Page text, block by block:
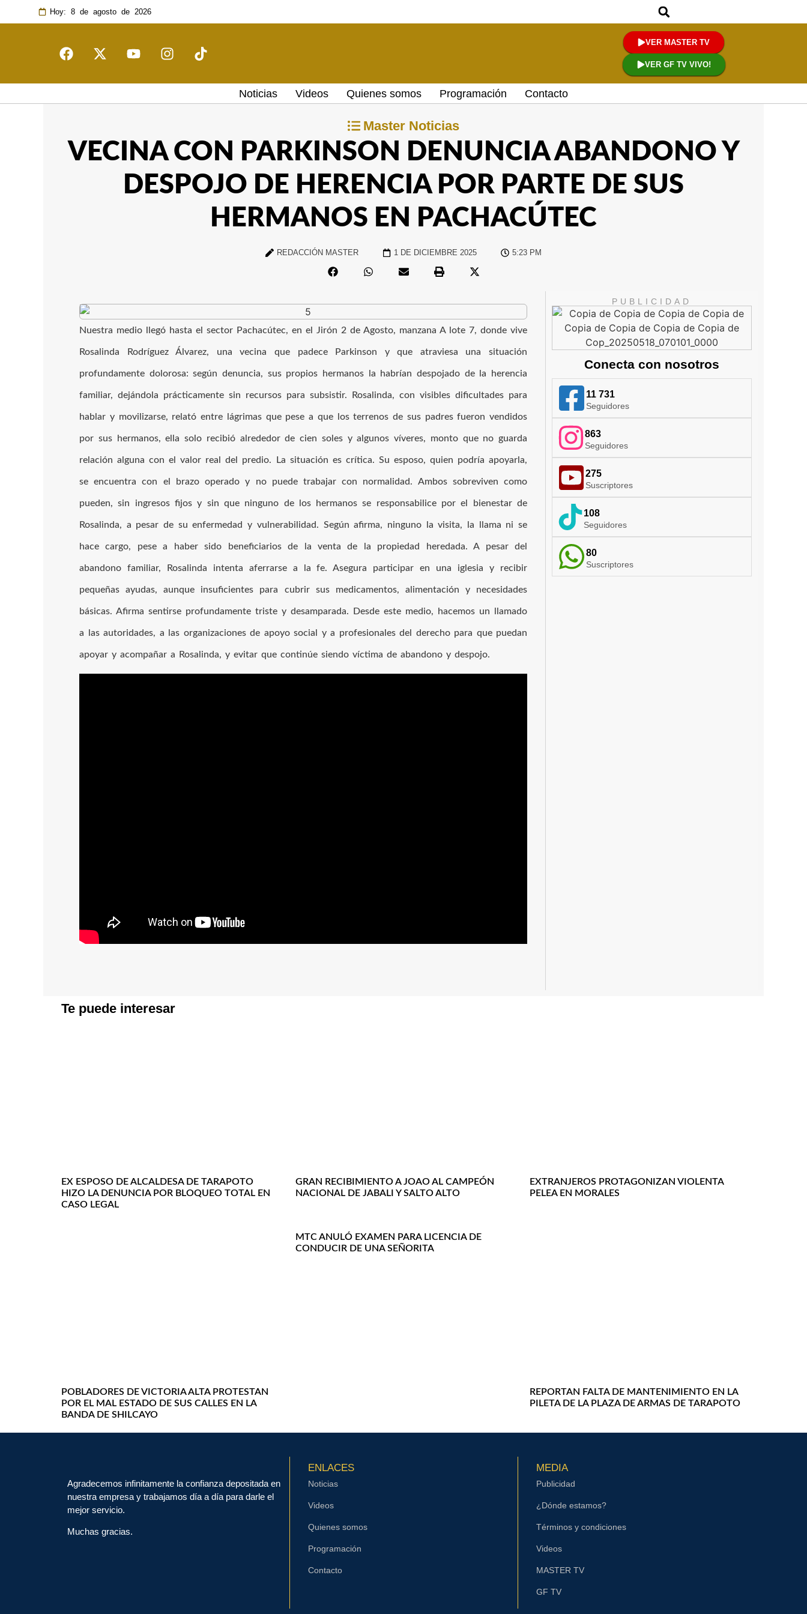
Hoy: 8 de agosto de 2026
VER MASTER TV
VER GF TV VIVO!
Noticias Videos Quienes somos Programación Contacto
Master Noticias
VECINA CON PARKINSON DENUNCIA ABANDONO Y
DESPOJO DE HERENCIA POR PARTE DE SUS
HERMANOS EN PACHACÚTEC
REDACCIÓN MASTER 1 DE DICIEMBRE 2025 5:23 PM
Nuestra medio llegó hasta el sector Pachacútec, en el Jirón 2 de Agosto, manzana A lote 7, donde vive
Rosalinda Rodríguez Álvarez, una vecina que padece Parkinson y que atraviesa una situación
profundamente dolorosa: según denuncia, sus propios hermanos la habrían despojado de la herencia
familiar, dejándola prácticamente sin recursos para subsistir. Rosalinda, con visibles dificultades para
hablar y movilizarse, relató entre lágrimas que pese a que los terrenos de sus padres fueron vendidos
por sus hermanos, ella solo recibió alrededor de cien soles y algunos víveres, monto que no guarda
relación alguna con el valor real del predio. La situación es crítica. Su esposo, quien podría apoyarla,
se encuentra con el brazo operado y no puede trabajar con normalidad. Ambos sobreviven como
pueden, sin ingresos fijos y sin que ninguno de los hermanos se responsabilice por el bienestar de
Rosalinda, a pesar de su enfermedad y vulnerabilidad. Según afirma, ninguno la visita, la llama ni se
hace cargo, pese a haber sido beneficiarios de la venta de la propiedad heredada. A pesar del
abandono familiar, Rosalinda intenta aferrarse a la fe. Asegura participar en una iglesia y recibir
pequeñas ayudas, aunque insuficientes para cubrir sus medicamentos, alimentación y necesidades
básicas. Afirma sentirse profundamente triste y desamparada. Desde este medio, hacemos un llamado
a las autoridades, a las organizaciones de apoyo social y a profesionales del derecho para que puedan
apoyar y acompañar a Rosalinda, y evitar que continúe siendo víctima de abandono y despojo.
PUBLICIDAD
Conecta con nosotros
11 731
Seguidores
863
Seguidores
275
Suscriptores
108
Seguidores
80
Suscriptores
Te puede interesar
EX ESPOSO DE ALCALDESA DE TARAPOTO
HIZO LA DENUNCIA POR BLOQUEO TOTAL EN
CASO LEGAL
GRAN RECIBIMIENTO A JOAO AL CAMPEÓN
NACIONAL DE JABALI Y SALTO ALTO
EXTRANJEROS PROTAGONIZAN VIOLENTA
PELEA EN MORALES
POBLADORES DE VICTORIA ALTA PROTESTAN
POR EL MAL ESTADO DE SUS CALLES EN LA
BANDA DE SHILCAYO
MTC ANULÓ EXAMEN PARA LICENCIA DE
CONDUCIR DE UNA SEÑORITA
REPORTAN FALTA DE MANTENIMIENTO EN LA
PILETA DE LA PLAZA DE ARMAS DE TARAPOTO
Agradecemos infinitamente la confianza depositada en
nuestra empresa y trabajamos día a día para darle el
mejor servicio.
Muchas gracias.
ENLACES
Noticias
Videos
Quienes somos
Programación
Contacto
MEDIA
Publicidad
¿Dónde estamos?
Términos y condiciones
Videos
MASTER TV
GF TV